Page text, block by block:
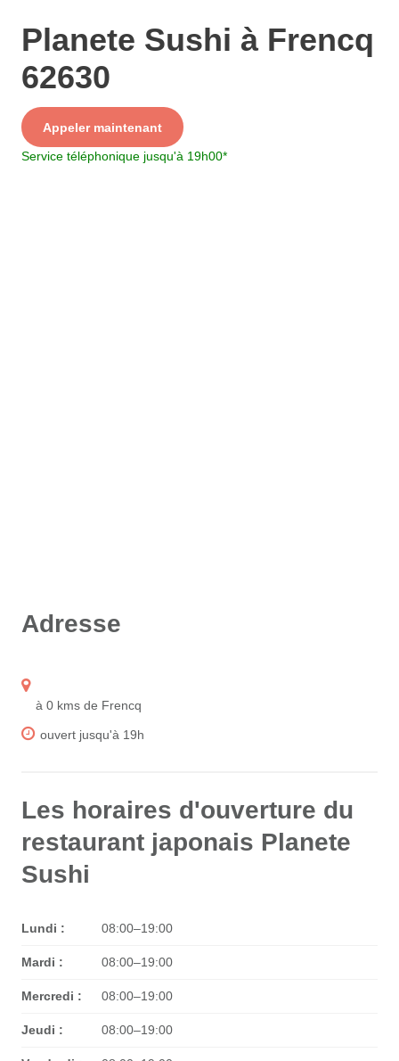
Planete Sushi à Frencq
62630
Appeler maintenant
Service
+ prix appel
Service téléphonique jusqu'à 19h00*
Adresse
à 0 kms de Frencq
ouvert jusqu'à 19h
Les horaires d'ouverture du
restaurant japonais Planete
Sushi
Lundi : 08:00–19:00
Mardi : 08:00–19:00
Mercredi : 08:00–19:00
Jeudi : 08:00–19:00